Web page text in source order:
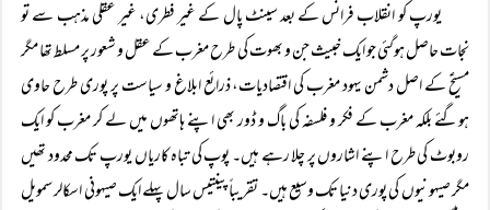
یورپ کو انقلاب فرانس کے بعد سینٹ پال کے غیر فطری، غیر عقلی مذہب سے تو
نجات حاصل ہوگئی جو ایک خبیث جن و بھوت کی طرح مغرب کے عقل و شعور پر مسلط تھا مگر
مسیحؑ کے اصل دشمن یہود مغرب کی اقتصادیات، ذرائع ابلاغ و سیاست پر پوری طرح حاوی
ہوگئے بلکہ مغرب کے فکر و فلسفہ کی باگ و ڈور بھی اپنے ہاتھوں میں لے کر مغرب کو ایک
روبوٹ کی طرح اپنے اشاروں پر چلا رہے ہیں۔ پوپ کی تباہ کاریاں یورپ تک محدود تھیں
مگر صیہونیوں کی پوری دنیا تک وسیع ہیں۔ تقریباً پینتیس سال پہلے ایک صیہونی اسکالر سمویل